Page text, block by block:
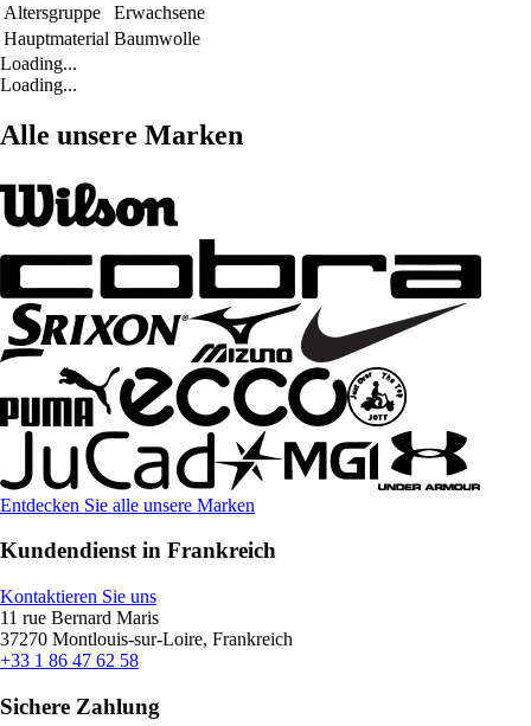
Altersgruppe
Erwachsene
Hauptmaterial Baumwolle
Loading...
Loading...
Alle unsere Marken
Entdecken Sie alle unsere Marken
Kundendienst in Frankreich
Kontaktieren Sie uns
11 rue Bernard Maris
37270 Montlouis-sur-Loire, Frankreich
+33 1 86 47 62 58
Sichere Zahlung